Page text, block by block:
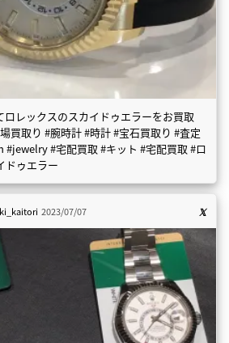
レックスのスカイドゥエラーをお買取
買取り #腕時計 #時計 #宝石買取り #査定
#宅配買取 #キット #宅配買取 #ロ
ドゥエラー
2023/07/07